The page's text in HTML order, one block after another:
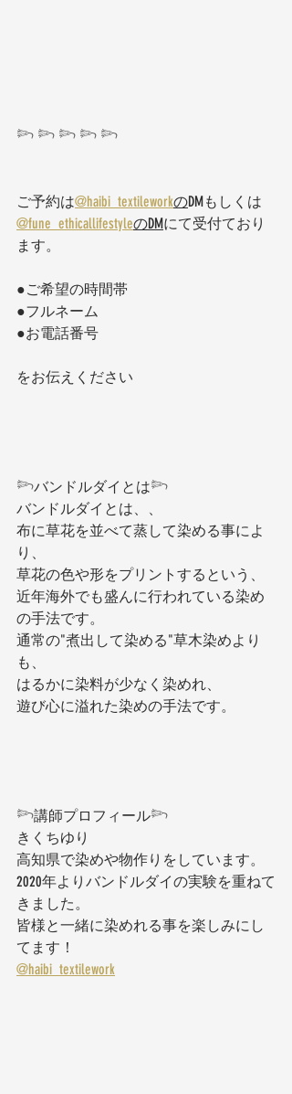
𓆸 𓆸 𓆸 𓆸 𓆸
ご予約は@haibi_textileworkのDMもしくは
@fune_ethicallifestyleのDMにて受付ており
ます。
●ご希望の時間帯
●フルネーム
●お電話番号
をお伝えください
𓆸バンドルダイとは𓆸
バンドルダイとは、、
布に草花を並べて蒸して染める事によ
り、
草花の色や形をプリントするという、
近年海外でも盛んに行われている染め
の手法です。
通常の"煮出して染める"草木染めより
も、
はるかに染料が少なく染めれ、
遊び心に溢れた染めの手法です。
𓆸講師プロフィール𓆸
きくちゆり
高知県で染めや物作りをしています。
2020年よりバンドルダイの実験を重ねて
きました。
皆様と一緒に染めれる事を楽しみにし
てます！
@haibi_textilework